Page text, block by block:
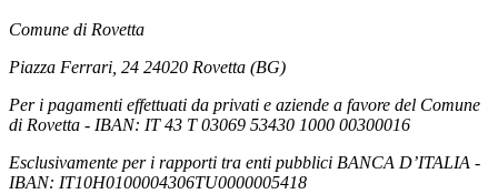
Comune di Rovetta
Piazza Ferrari, 24 24020 Rovetta (BG)
Per i pagamenti effettuati da privati e aziende a favore del Comune
di Rovetta - IBAN: IT 43 T 03069 53430 1000 00300016
Esclusivamente per i rapporti tra enti pubblici BANCA D’ITALIA -
IBAN: IT10H0100004306TU0000005418